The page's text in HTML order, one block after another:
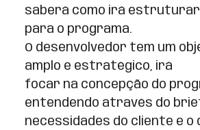
saberá como irá estruturar
para o programa.
O desenvolvedor tem um
amplo e estratégico, irá
focar na concepção do
entendendo através do
necessidades do cliente e o